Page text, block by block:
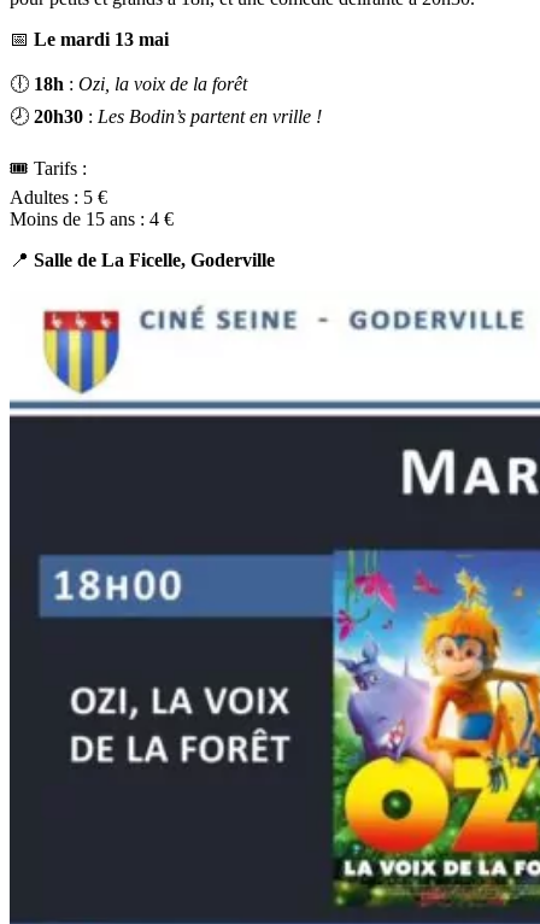
📅 Le mardi 13 mai
🕕 18h : Ozi, la voix de la forêt
🕗 20h30 : Les Bodin’s partent en vrille !
🎟️ Tarifs :
Adultes : 5 €
Moins de 15 ans : 4 €
📍 Salle de La Ficelle, Goderville